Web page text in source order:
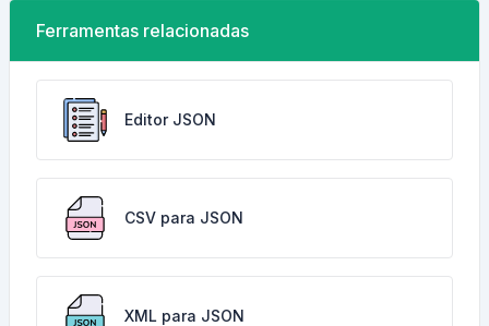
Ferramentas relacionadas
Editor JSON
CSV para JSON
XML para JSON